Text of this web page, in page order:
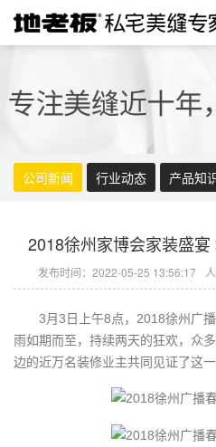
公司新闻 行业动态 产品知
2018徐州家博会家装盛
发布时间：2022-05-25 13:56:17
3月3日上午8点，2018徐州广
雨如期而至，持续两天的狂欢，众多
边的近万名装修业主共同见证了这一